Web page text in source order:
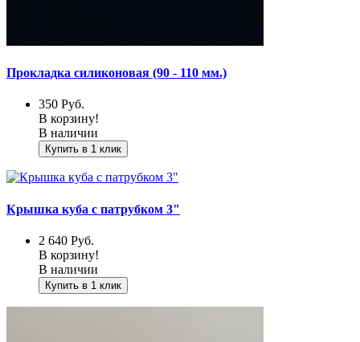
Прокладка силиконовая (90 - 110 мм.)
350 Руб.
В корзину!
В наличии
Купить в 1 клик
Крышка куба с патрубком 3"
2 640 Руб.
В корзину!
В наличии
Купить в 1 клик